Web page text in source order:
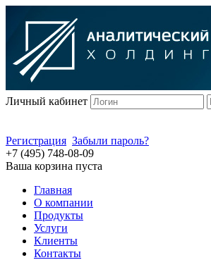
Личный кабинет
Регистрация Забыли пароль?
+7 (495) 748-08-09
Ваша корзина пуста
Главная
О компании
Продукты
Услуги
Клиенты
Контакты